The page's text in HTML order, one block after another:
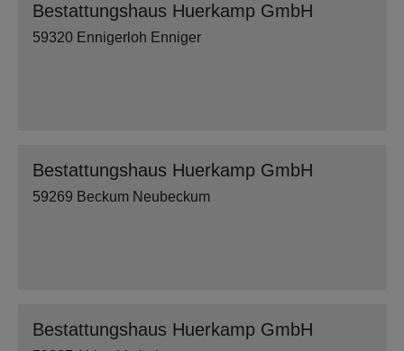
Bestattungshaus Huerkamp GmbH
59320 Ennigerloh Enniger
Bestattungshaus Huerkamp GmbH
59269 Beckum Neubeckum
Bestattungshaus Huerkamp GmbH